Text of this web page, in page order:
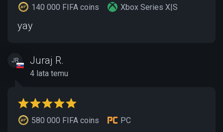
140 000 FIFA coins Xbox Series X|S
yay
JR Juraj R.
4 lata temu
580 000 FIFA coins PC